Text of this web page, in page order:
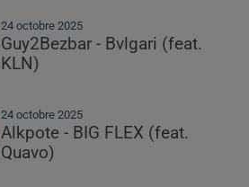
24 octobre 2025
Guy2Bezbar - Bvlgari (feat.
KLN)
24 octobre 2025
Alkpote - BIG FLEX (feat.
Quavo)